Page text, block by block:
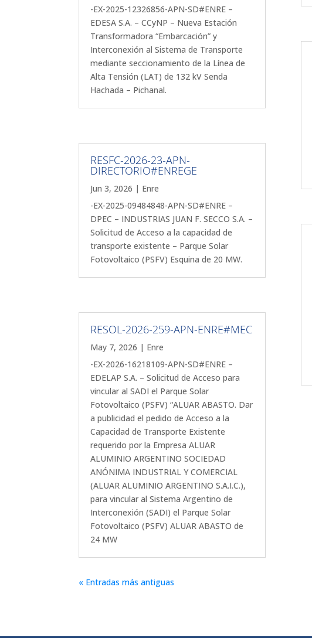
-EX-2025-12326856-APN-SD#ENRE –
EDESA S.A. – CCyNP – Nueva Estación
Transformadora “Embarcación” y
Interconexión al Sistema de Transporte
mediante seccionamiento de la Línea de
Alta Tensión (LAT) de 132 kV Senda
Hachada – Pichanal.
RESFC-2026-23-APN-
DIRECTORIO#ENREGE
Jun 3, 2026 | Enre
-EX-2025-09484848-APN-SD#ENRE –
DPEC – INDUSTRIAS JUAN F. SECCO S.A. –
Solicitud de Acceso a la capacidad de
transporte existente – Parque Solar
Fotovoltaico (PSFV) Esquina de 20 MW.
RESOL-2026-259-APN-ENRE#MEC
May 7, 2026 | Enre
-EX-2026-16218109-APN-SD#ENRE –
EDELAP S.A. – Solicitud de Acceso para
vincular al SADI el Parque Solar
Fotovoltaico (PSFV) “ALUAR ABASTO. Dar
a publicidad el pedido de Acceso a la
Capacidad de Transporte Existente
requerido por la Empresa ALUAR
ALUMINIO ARGENTINO SOCIEDAD
ANÓNIMA INDUSTRIAL Y COMERCIAL
(ALUAR ALUMINIO ARGENTINO S.A.I.C.),
para vincular al Sistema Argentino de
Interconexión (SADI) el Parque Solar
Fotovoltaico (PSFV) ALUAR ABASTO de
24 MW
« Entradas más antiguas